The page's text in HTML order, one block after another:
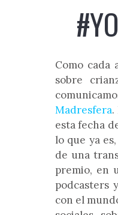
Como cada
sobre
Madresfera.
esta fecha
lo que ya
de una
premio, en
podcasters
con el